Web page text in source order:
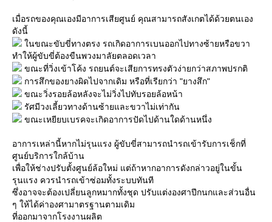
เมื่อรถของคุณเองมีอาการเสียศูนย์ คุณสามารถสังเกตได้ด้วยตนเอง
ดังนี้
นขณะขับขี่ทางตรง รถเกิดอาการเบนออกไปทางซ้ายหรือขวา
ทำให้ผู้ขับขี่ต้องขืนพวงมาลัยตลอดเวลา
ขณะที่วิ่งเข้าโค้ง รถยนต์จะเสียการทรงตัวง่ายกว่าสภาพปรกติ
การสึกของยางผิดไปจากเดิม หรือที่เรียกว่า "ยางสึก"
ขณะวิ่งรอยล้อหลังจะไม่วิ่งไปทับรอยล้อหน้า
รัศมีวงเลี้ยวทางด้านซ้ายและขวาไม่เท่ากัน
ขณะเหยียบเบรคจะเกิดอาการปัดไปด้านใดด้านหนึ่ง
อาการเหล่านี้หากไม่รุนแรง ผู้ขับขี่สามารถนำรถเข้ารับการเช็กที่
ศูนย์บริการใกล้บ้าน
เพื่อให้ช่างปรับตั้งศูนย์ล้อใหม่ แต่ถ้าหากอาการดังกล่าวอยู่ในขั้น
รุนแรง ควรนำรถเข้าซ่อมทั้งระบบทันที
ซึ่งอาจจะต้องเปลี่ยนลูกหมากทั้งชุด ปรับแต่งองศาปีกนกและส่วนอื่น
ๆ ให้ได้ค่าองศามาตรฐานตามเดิม
ที่ออกมาจากโรงงานผลิต